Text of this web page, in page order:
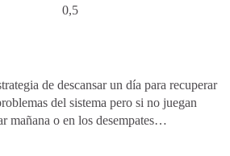
0,5
de descansar un día para recuperar
del sistema pero si no juegan
mañana o en los desempates…